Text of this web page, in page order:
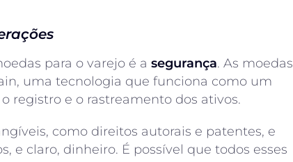
para o varejo é a segurança. As moedas
uma tecnologia que funciona como um
registro e o rastreamento dos ativos.
como direitos autorais e patentes, e
e claro, dinheiro. É possível que todos esses